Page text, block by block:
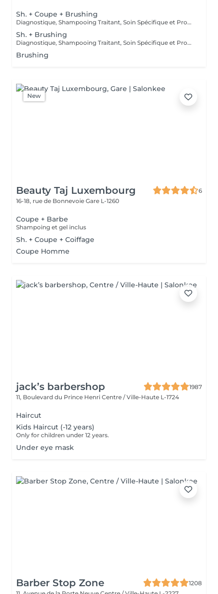
Sh. + Coupe + Brushing
Diagnostique, Shampooing Traitant, Soin Spécifique et Produits Coiffants inclus
Sh. + Brushing
Diagnostique, Shampooing Traitant, Soin Spécifique et Produits Coiffants inclus
Brushing
New
Beauty Taj Luxembourg
6
16-18, rue de Bonnevoie Gare L-1260
Coupe + Barbe
Shampoing et gel inclus
Sh. + Coupe + Coiffage
Coupe Homme
jack’s barbershop
1987
11, Boulevard du Prince Henri Centre / Ville-Haute L-1724
Haircut
Kids Haircut (-12 years)
Only for children under 12 years.
Under eye mask
Barber Stop Zone
1208